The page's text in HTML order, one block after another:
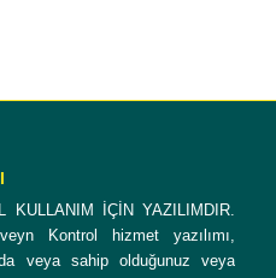
KULLANIM İÇİN YAZILIMDIR.
Kontrol hizmet yazılımı,
veya sahip olduğunuz veya